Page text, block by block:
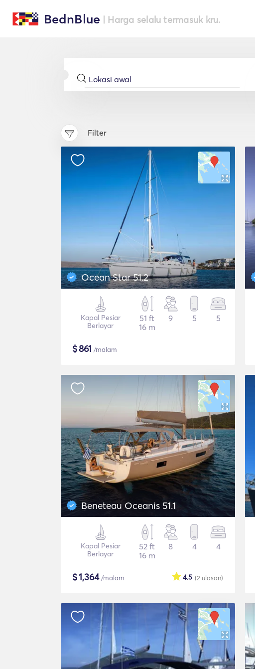
BednBlue | Harga selalu termasuk kru.
Filter
Ocean Star 51.2
Kapal Pesiar
Berlayar
51 ft
16 m
9 5 5
$861 /malam
Beneteau Oceanis 51.1
Kapal Pesiar
Berlayar
52 ft
16 m
8 4 4
$1,364/malam (2 ulasan)
4.5